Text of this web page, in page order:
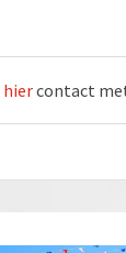
hiercontact